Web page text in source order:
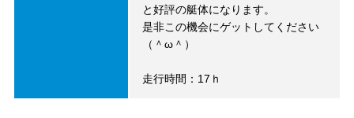
と好評の艇体になります。
是非この機会にゲットしてください
（＾ω＾）
走行時間：17ｈ